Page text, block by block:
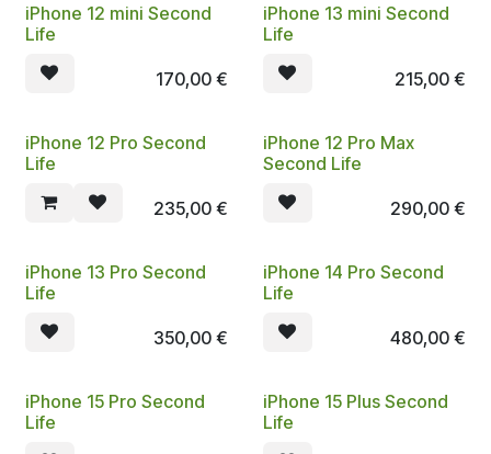
iPhone 12 mini Second
Life
170,00€
iPhone 13 mini Second
Life
215,00€
iPhone 12 Pro Second
Life
235,00€
iPhone 12 Pro Max
Second Life
290,00€
iPhone 13 Pro Second
Life
350,00€
iPhone 14 Pro Second
Life
480,00€
iPhone 15 Pro Second
Life
iPhone 15 Plus Second
Life